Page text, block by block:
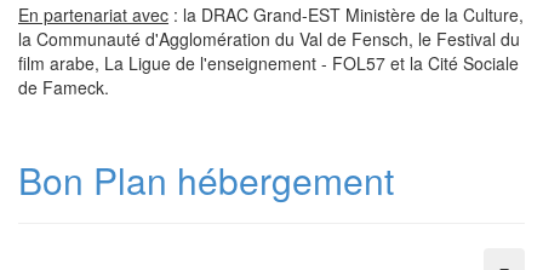
En partenariat avec : la DRAC Grand-EST Ministère de la Culture,
la Communauté d'Agglomération du Val de Fensch, le Festival du
film arabe, La Ligue de l'enseignement - FOL57 et la Cité Sociale
de Fameck.
Bon Plan hébergement